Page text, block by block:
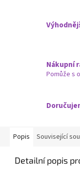
Nákupní
Pomůže s
Popis Související
Detailní popis